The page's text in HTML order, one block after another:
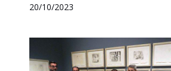
20/10/2023